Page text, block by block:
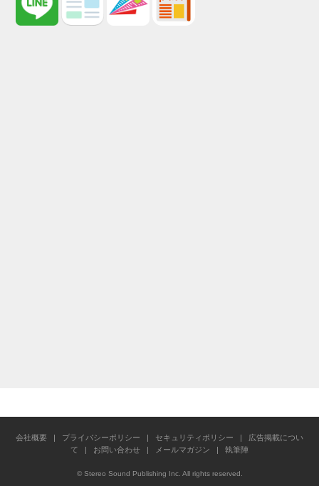
会社概要 | プライバシーポリシー | セキュリティポリシー | 広告掲載につい
て | お問い合わせ | メールマガジン | 執筆陣
© Stereo Sound Publishing Inc. All rights reserved.